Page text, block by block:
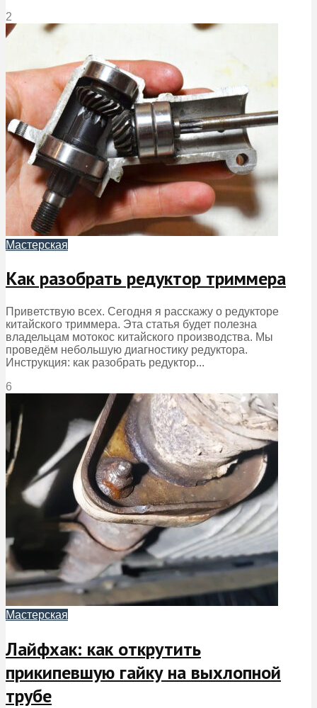
2
Мастерская
Как разобрать редуктор триммера
Приветствую всех. Сегодня я расскажу о редукторе
китайского триммера. Эта статья будет полезна
владельцам мотокос китайского производства. Мы
проведём небольшую диагностику редуктора.
Инструкция: как разобрать редуктор...
6
Мастерская
Лайфхак: как открутить
прикипевшую гайку на выхлопной
трубе